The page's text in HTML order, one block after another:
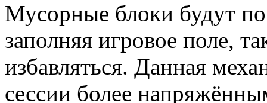
Мусорные блоки будут
заполняя игровое поле,
избавляться. Данная
сессии более